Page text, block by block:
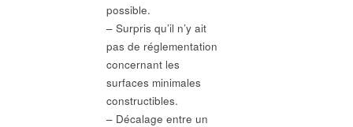
possible.
– Surpris qu’il n’y ait
pas de réglementation
concernant les
surfaces minimales
constructibles.
– Décalage entre un